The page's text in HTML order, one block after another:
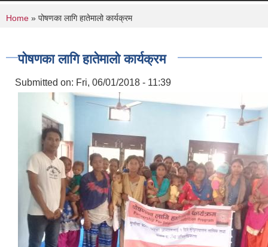
You are here
Home » पोषणका लागि हातेमालो कार्यक्रम
पोषणका लागि हातेमालो कार्यक्रम
Submitted on: Fri, 06/01/2018 - 11:39